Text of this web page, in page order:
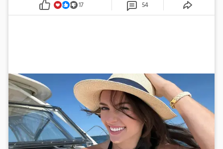
17 54